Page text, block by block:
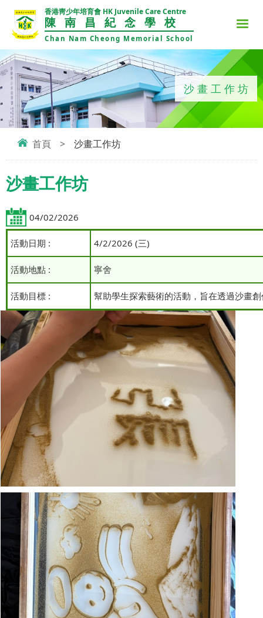
香港靑少年培育會 HK Juvenile Care Centre
陳南昌紀念學校
Chan Nam Cheong Memorial School
沙畫工作坊
首頁 > 沙畫工作坊
沙畫工作坊
04/02/2026
活動日期 : 4/2/2026 (三)
活動地點 : 寧舍
活動目標 : 幫助學生探索藝術的活動，旨在透過沙畫